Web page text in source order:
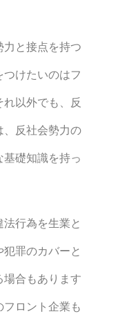
と接点を持つ
けたいのはフ
以外でも、反
反社会勢力の
礎知識を持っ
行為を生業と
罪のカバーと
場合もあります
ロント企業も